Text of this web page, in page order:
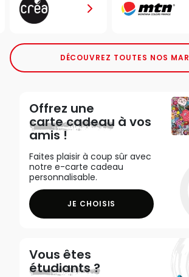
DÉCOUVREZ TOUTES NOS
Offrez une
carte cadeau à vos
amis !
Faites plaisir à coup sûr avec
notre e-carte cadeau
personnalisable.
JE CHOISIS
Vous êtes
étudiants ?